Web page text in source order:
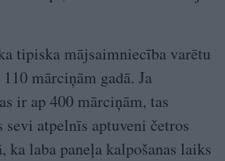
tipiska mājsaimniecība varētu
mārciņām gadā. Ja
ir ap 400 mārciņām, tas
sevi atpelnīs aptuveni četros
ka laba paneļa kalpošanas laiks